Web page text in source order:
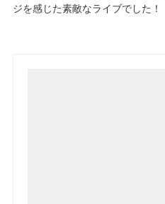
ジを感じた素敵なライブでした！